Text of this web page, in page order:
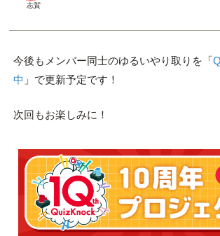
志賀
今後もメンバー同士のゆるいやり取りを「
中 」で更新予定です！
次回もお楽しみに！